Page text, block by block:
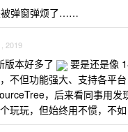
被弹窗弹烦了……
2019
版本好多了
要是还是像
不但功能强大、支持各平
，后来看同事用
玩玩，但始终用不惯，不如